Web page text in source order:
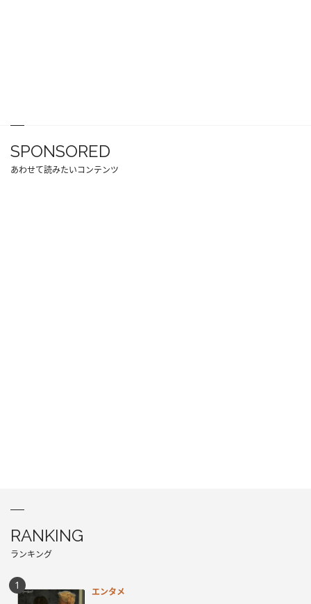
SPONSORED
あわせて読みたいコンテンツ
RANKING
ランキング
エンタメ